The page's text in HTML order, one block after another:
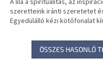
A lila a spiritualitás, az
szeretteink iránti szeretetet
Egyedülálló kézi kötőfonalat
ÖSSZES HASONLÓ